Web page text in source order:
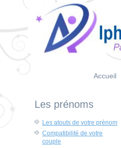
Accueil
Les prénoms
Les atouts de votre prénom
Compatibilité de votre
couple